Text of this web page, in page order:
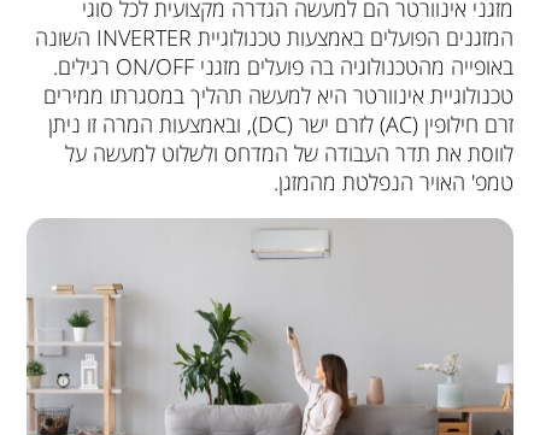
מזגני אינוורטר הם למעשה הגדרה מקצועית לכל סוגי
המזגנים הפועלים באמצעות טכנולוגיית INVERTER השונה
באופייה מהטכנולוגיה בה פועלים מזגני ON/OFF רגילים.
טכנולוגיית אינוורטר היא למעשה תהליך במסגרתו ממירים
זרם חילופין (AC) לזרם ישר (DC), ובאמצעות המרה זו ניתן
לווסת את תדר העבודה של המדחס ולשלוט למעשה על
טמפ' האויר הנפלטת מהמזגן.